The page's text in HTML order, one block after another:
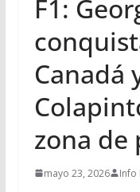
F1:
Canadá
zona de
mayo 23, 2026 Info